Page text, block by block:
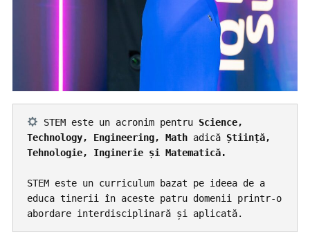
STEM este un acronim pentru Science,
Technology, Engineering, Math adică Știință,
STEM este un curriculum bazat pe ideea de a
educa tinerii în aceste patru domenii printr-o
abordare interdisciplinară și aplicată.